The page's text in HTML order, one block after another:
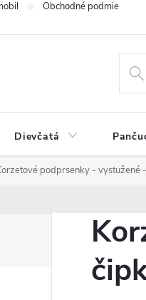
Obchodné podmienky
Dievčatá
podprsenky - vystužené